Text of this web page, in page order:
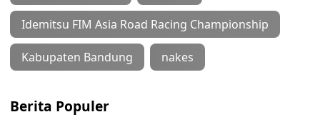
Idemitsu FIM Asia Road Racing Championship
Kabupaten Bandung nakes
Berita Populer